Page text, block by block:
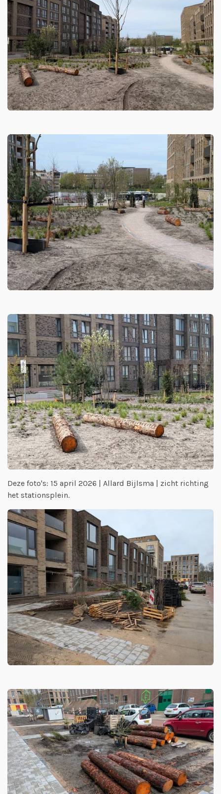
Deze foto's: 15 april 2026 | Allard Bijlsma | zicht richting
het stationsplein.